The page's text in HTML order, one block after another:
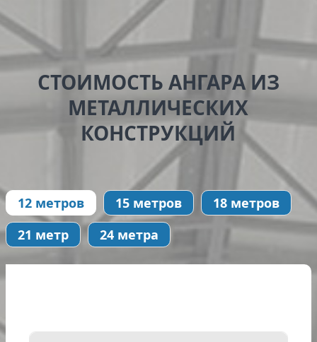
СТОИМОСТЬ АНГАРА ИЗ
МЕТАЛЛИЧЕСКИХ
КОНСТРУКЦИЙ
12 метров 15 метров
18 метров
21 метр
24 метра